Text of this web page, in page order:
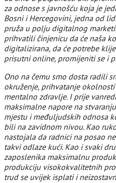
za odnose s javnošću koja je
Bosni i Hercegovini, jedna od
pruža u polju digitalnog
prihvatili činjenicu da će naša
digitalizirana, da će potrebe
prisutni online, promijeniti se i
Ono na čemu smo dosta radili
okruženje, prihvatanje
mentalno zdravlje. I prije
maksimalne napore na
mjestu i međuljudskih odnosa
bili na zavidnom nivou. Kao
nastojala da radnici na posao
takvi odlaze kući. Kao i svaki
zaposlenika maksimalnu
produkciju visokokvalitetnih
trud se uvijek isplati i